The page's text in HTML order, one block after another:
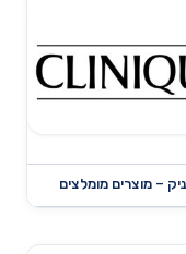
– מוצרים מומלצים